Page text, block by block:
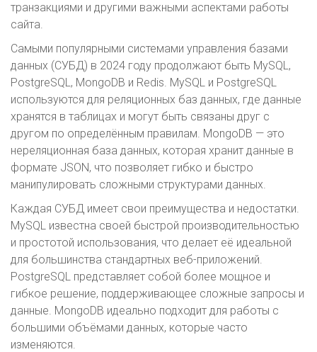
транзакциями и другими важными аспектами работы
сайта.
Самыми популярными системами управления базами
данных (СУБД) в 2024 году продолжают быть MySQL,
PostgreSQL, MongoDB и Redis. MySQL и PostgreSQL
используются для реляционных баз данных, где данные
хранятся в таблицах и могут быть связаны друг с
другом по определённым правилам. MongoDB — это
нереляционная база данных, которая хранит данные в
формате JSON, что позволяет гибко и быстро
манипулировать сложными структурами данных.
Каждая СУБД имеет свои преимущества и недостатки.
MySQL известна своей быстрой производительностью
и простотой использования, что делает её идеальной
для большинства стандартных веб-приложений.
PostgreSQL представляет собой более мощное и
гибкое решение, поддерживающее сложные запросы и
данные. MongoDB идеально подходит для работы с
большими объёмами данных, которые часто
изменяются.